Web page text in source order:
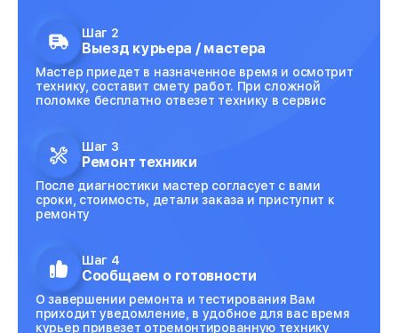
Шаг 2
Выезд курьера / мастера
Мастер приедет в назначенное время и осмотрит
технику, составит смету работ. При сложной
поломке бесплатно отвезет технику в сервис
Шаг 3
Ремонт техники
После диагностики мастер согласует с вами
сроки, стоимость, детали заказа и приступит к
ремонту
Шаг 4
Сообщаем о готовности
О завершении ремонта и тестирования Вам
приходит уведомление, в удобное для вас время
курьер привезет отремонтированную технику